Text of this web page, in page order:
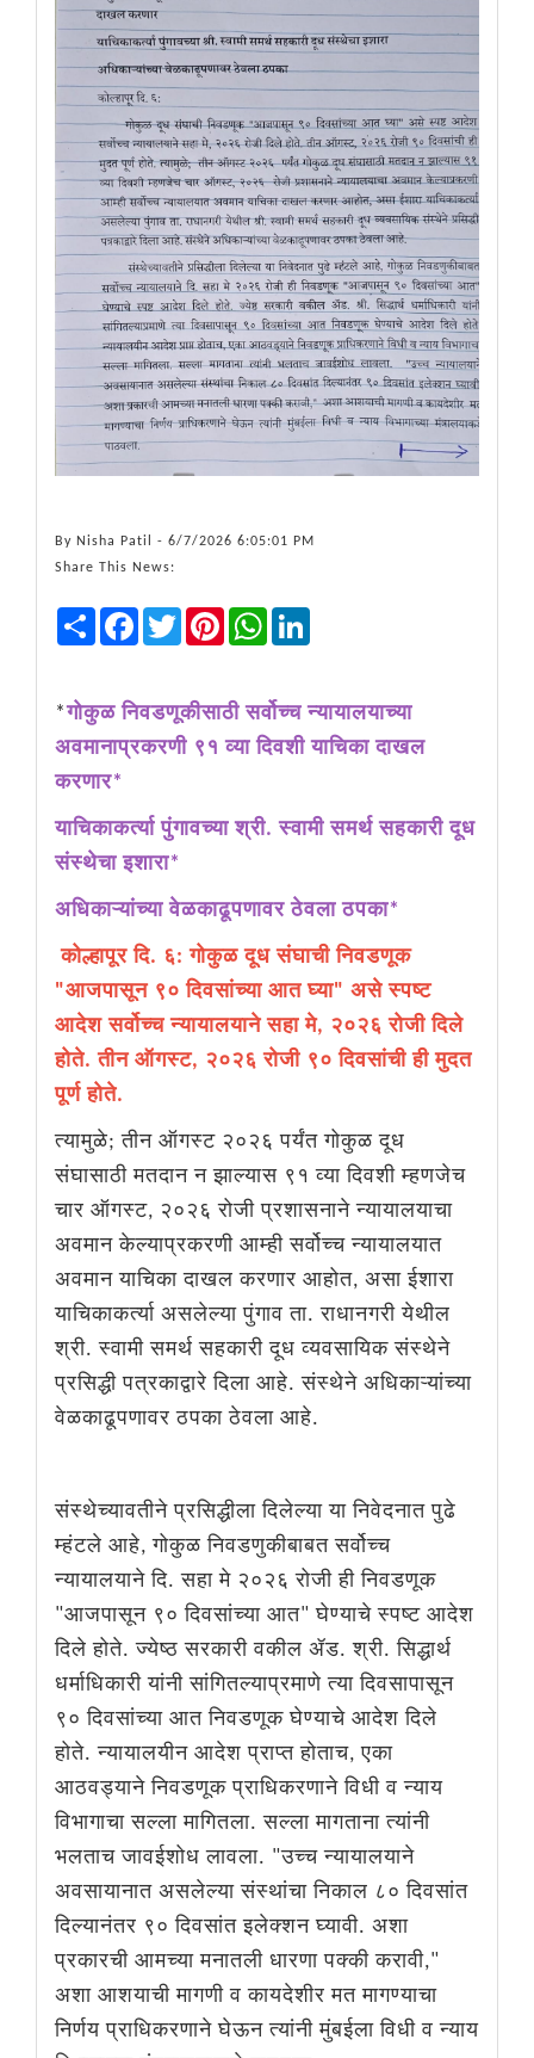
By Nisha Patil
- 6/7/2026 6:05:01 PM
Share This News:
Share FacebookTwitter PinterestWhatsApp
*गोकुळ निवडणूकीसाठी सर्वोच्च न्यायालयाच्या
अवमानाप्रकरणी ९१ व्या दिवशी याचिका दाखल
करणार*
याचिकाकर्त्या पुंगावच्या श्री. स्वामी समर्थ सहकारी दूध
संस्थेचा इशारा*
अधिकाऱ्यांच्या वेळकाढूपणावर ठेवला ठपका*
कोल्हापूर दि. ६: गोकुळ दूध संघाची निवडणूक
"आजपासून ९० दिवसांच्या आत घ्या" असे स्पष्ट
आदेश सर्वोच्च न्यायालयाने सहा मे, २०२६ रोजी दिले
होते. तीन ऑगस्ट, २०२६ रोजी ९० दिवसांची ही मुदत
पूर्ण होते.
त्यामुळे; तीन ऑगस्ट २०२६ पर्यंत गोकुळ दूध
संघासाठी मतदान न झाल्यास ९१ व्या दिवशी म्हणजेच
चार ऑगस्ट, २०२६ रोजी प्रशासनाने न्यायालयाचा
अवमान केल्याप्रकरणी आम्ही सर्वोच्च न्यायालयात
अवमान याचिका दाखल करणार आहोत, असा ईशारा
याचिकाकर्त्या असलेल्या पुंगाव ता. राधानगरी येथील
श्री. स्वामी समर्थ सहकारी दूध व्यवसायिक संस्थेने
प्रसिद्धी पत्रकाद्वारे दिला आहे. संस्थेने अधिकाऱ्यांच्या
वेळकाढूपणावर ठपका ठेवला आहे.
संस्थेच्यावतीने प्रसिद्धीला दिलेल्या या निवेदनात पुढे
म्हंटले आहे, गोकुळ निवडणुकीबाबत सर्वोच्च
न्यायालयाने दि. सहा मे २०२६ रोजी ही निवडणूक
"आजपासून ९० दिवसांच्या आत" घेण्याचे स्पष्ट आदेश
दिले होते. ज्येष्ठ सरकारी वकील ॲड. श्री. सिद्धार्थ
धर्माधिकारी यांनी सांगितल्याप्रमाणे त्या दिवसापासून
९० दिवसांच्या आत निवडणूक घेण्याचे आदेश दिले
होते. न्यायालयीन आदेश प्राप्त होताच, एका
आठवड्याने निवडणूक प्राधिकरणाने विधी व न्याय
विभागाचा सल्ला मागितला. सल्ला मागताना त्यांनी
भलताच जावईशोध लावला. "उच्च न्यायालयाने
अवसायानात असलेल्या संस्थांचा निकाल ८० दिवसांत
दिल्यानंतर ९० दिवसांत इलेक्शन घ्यावी. अशा
प्रकारची आमच्या मनातली धारणा पक्की करावी,"
अशा आशयाची मागणी व कायदेशीर मत मागण्याचा
निर्णय प्राधिकरणाने घेऊन त्यांनी मुंबईला विधी व न्याय